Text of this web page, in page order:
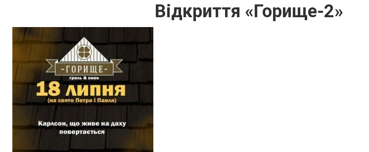
Відкриття «Горище-2»